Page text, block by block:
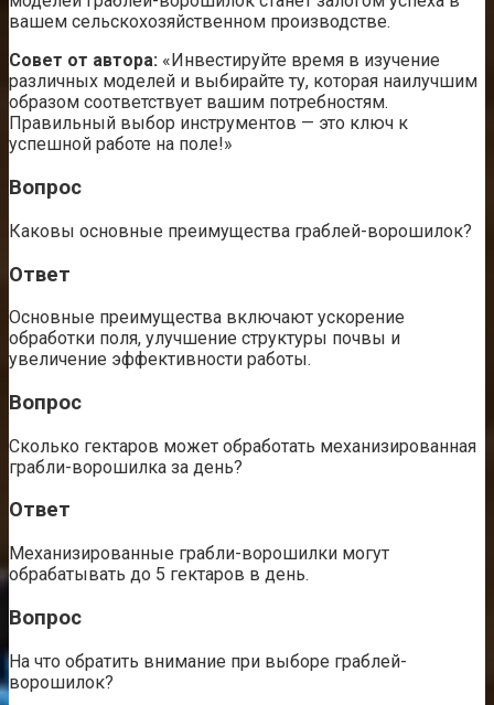
вашем сельскохозяйственном производстве.
Совет от автора: «Инвестируйте время в изучение
различных моделей и выбирайте ту, которая наилучшим
образом соответствует вашим потребностям.
Правильный выбор инструментов — это ключ к
успешной работе на поле!»
Вопрос
Каковы основные преимущества граблей-ворошилок?
Ответ
Основные преимущества включают ускорение
обработки поля, улучшение структуры почвы и
увеличение эффективности работы.
Вопрос
Сколько гектаров может обработать механизированная
грабли-ворошилка за день?
Ответ
Механизированные грабли-ворошилки могут
обрабатывать до 5 гектаров в день.
Вопрос
На что обратить внимание при выборе граблей-
ворошилок?